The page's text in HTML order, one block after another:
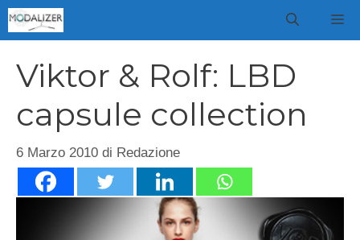
Vai
al
Viktor & Rolf: LBD
capsule collection
6 Marzo 2010 di Redazione